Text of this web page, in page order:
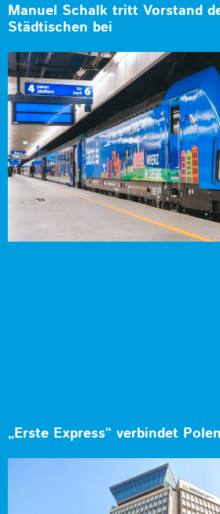
Manuel Schalk tritt Vorstand
Städtischen bei
„Erste Express“ verbindet